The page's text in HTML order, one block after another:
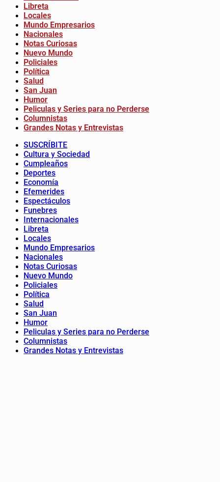
Libreta
Locales
Mundo Empresarios
Nacionales
Notas Curiosas
Nuevo Mundo
Policiales
Política
Salud
San Juan
Humor
Peliculas y Series para no Perderse
Columnistas
Grandes Notas y Entrevistas
SUSCRÍBITE
Cultura y Sociedad
Cumpleaños
Deportes
Economía
Efemerides
Espectáculos
Funebres
Internacionales
Libreta
Locales
Mundo Empresarios
Nacionales
Notas Curiosas
Nuevo Mundo
Policiales
Política
Salud
San Juan
Humor
Peliculas y Series para no Perderse
Columnistas
Grandes Notas y Entrevistas